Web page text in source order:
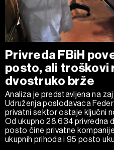
Privreda FBiH
posto, ali troškovi
dvostruko brže
Analiza je predstavljena na
Udruženja poslodavaca
privatni sektor ostaje ključni
Od ukupno 28.634 privredna
posto čine privatne
ukupnih prihoda i 95 posto